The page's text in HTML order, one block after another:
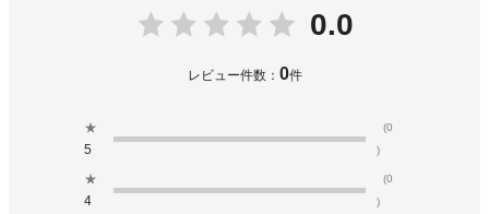
0.0
レビュー件数： 0件
★
5
(0
)
★
4
(0
)